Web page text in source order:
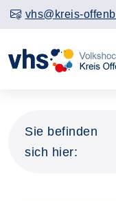
vhs@kreis-
Sie befinden
sich hier: